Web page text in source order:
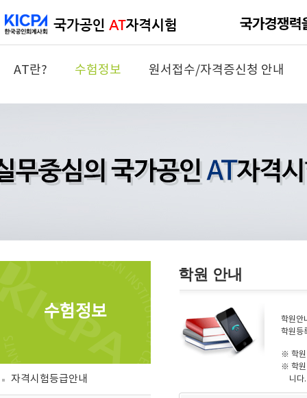
AT란? 수험정보 원서접수/자격증신청 안내
수험정보
자격시험등급안내
학원 안내
학원안
학원등
※ 학원
※ 학원
니다.